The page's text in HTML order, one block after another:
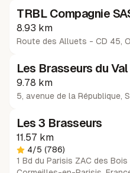
TRBL Compagnie
8.93 km
Route des Alluets - CD 45,
Les Brasseurs du
9.78 km
5, avenue de la République,
Les 3 Brasseurs
11.57 km
4/5 (786)
1 Bd du Parisis ZAC des